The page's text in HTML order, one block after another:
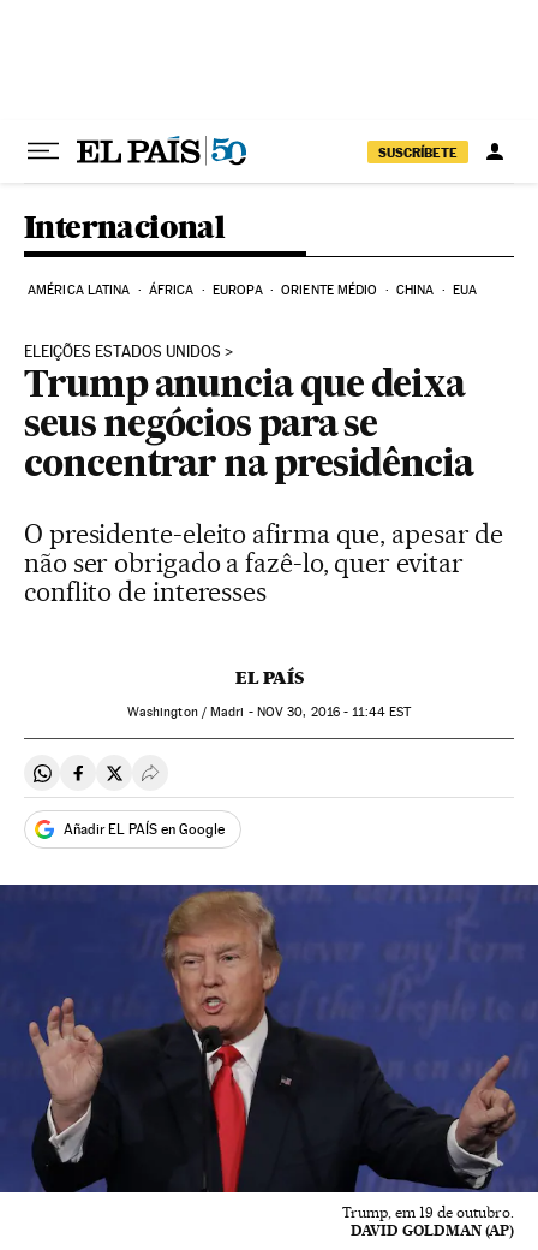
SUSCRÍBETE
Internacional
AMÉRICA LATINA ÁFRICA EUROPA ORIENTE MÉDIO CHINA EUA
ELEIÇÕES ESTADOS UNIDOS
Trump anuncia que deixa
seus negócios para se
concentrar na presidência
O presidente-eleito afirma que, apesar de
não ser obrigado a fazê-lo, quer evitar
conflito de interesses
EL PAÍS
Washington / Madri - NOV 30, 2016 - 11:44EST
Compartir en Whatsapp
Compartir en Facebook
Compartir en Twitter
Desplegar Redes Sociales
Añadir EL PAÍS en Google
Trump, em 19 de outubro.
DAVID GOLDMAN (AP)